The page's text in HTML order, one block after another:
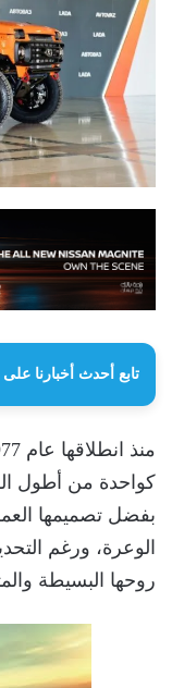
تابع أحدث أخبارنا
كواحدة من أطول
بفضل تصميمها
الوعرة، ورغم
روحها البسيطة